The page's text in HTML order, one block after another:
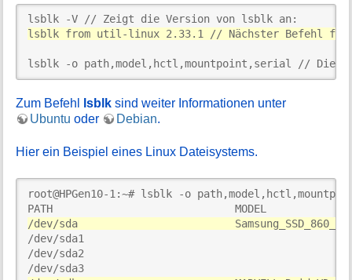
lsblk from util-linux 2.33.1 // Nächster Befehl
lsblk -o path,model,hctl,mountpoint,serial // Die
Zum Befehl lsblk sind weiter Informationen unter
Ubuntu oder Debian.
Hier ein Beispiel eines Linux Dateisystems.
root@HPGen10-1:~# lsblk -o
/dev/sda
/dev/sda1
/dev/sda2